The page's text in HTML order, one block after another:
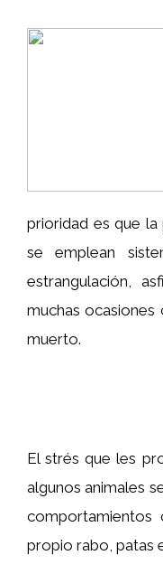
prioridad es que
se emplean
estrangulación,
muchas ocasiones
muerto.
El strés que les
algunos animales
comportamientos
propio rabo, patas